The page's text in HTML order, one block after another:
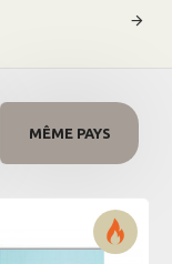
MÊME PAYS